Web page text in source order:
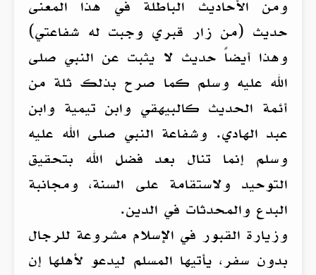
ومن الأحاديث الباطلة في هذا المعنى
حديث (من زار قبري وجبت له شفاعتي)
وهذا أيضاً حديث لا يثبت عن النبي صلى
الله عليه وسلم كما صرح بذلك ثلة من
أئمة الحديث كالبيهقي وابن تيمية وابن
عبد الهادي. وشفاعة النبي صلى الله عليه
وسلم إنما تنال بعد فضل الله بتحقيق
التوحيد ولاستقامة على السنة، ومجانبة
البدع والمحدثات في الدين.
وزيارة القبور في الإسلام مشروعة للرجال
بدون سفر، يأتيها المسلم ليدعو لأهلها إن